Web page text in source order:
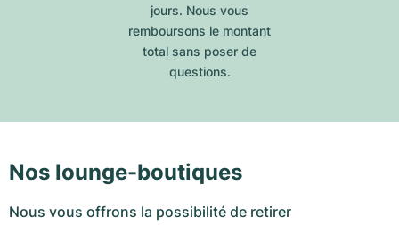
jours. Nous vous
remboursons le montant
total sans poser de
questions.
Nos lounge-boutiques
Nous vous offrons la possibilité de retirer